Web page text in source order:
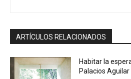
ARTÍCULOS RELACIONADOS
Habitar la
Palacios Aguilar